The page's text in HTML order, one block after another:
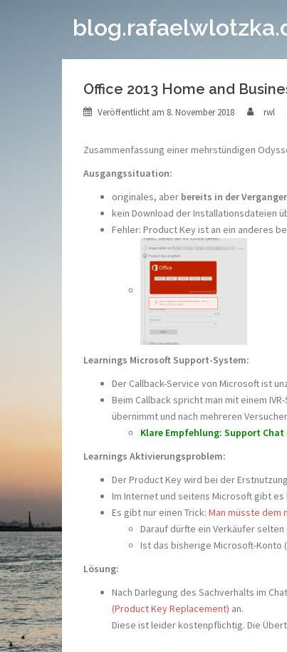
Office 2013 Home and
Veröffentlicht am 8. November 2018 rwl
Zusammenfassung einer mehrstündigen
Ausgangssituation:
originales, aber bereits in der
kein Download der Installationsdateien
Fehler: Product Key ist an ein anderes
Learnings Microsoft Support-System:
Der Callback-Service von Microsoft ist
Beim Callback spricht man mit einem
übernimmt und nach mehreren
Klare Empfehlung: Support
Learnings Aktivierungsproblem:
Der Product Key wird bei der
Im Internet und seitens Microsoft gibt
Es gibt nur einen Trick: Man müsste dem
Darauf dürfte ein Verkäufer
Ist das bisherige Microsoft-Konto
Lösung:
Nach Darlegung des Sachverhalts im
(Product Key Replacement) an.
Diese ist leider kostenpflichtig. Die